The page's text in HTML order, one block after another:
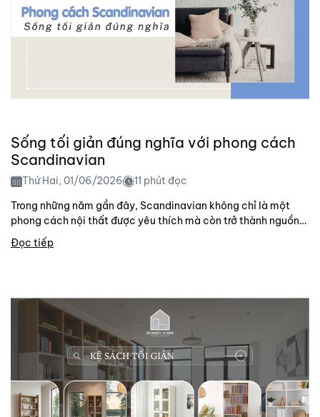
Sống tối giản đúng nghĩa với phong cách
Scandinavian
Thứ Hai, 01/06/2026
11 phút đọc
Trong những năm gần đây, Scandinavian không chỉ là một
phong cách nội thất được yêu thích mà còn trở thành nguồn
cảm hứng cho lối...
Đọc tiếp